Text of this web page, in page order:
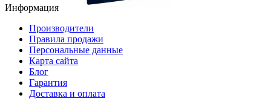
Информация
Производители
Правила продажи
Персональные данные
Карта сайта
Блог
Гарантия
Доставка и оплата